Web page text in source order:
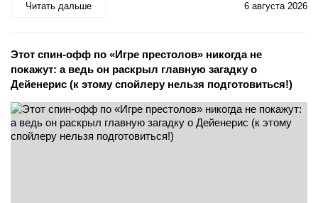
Читать дальше 6 августа 2026
Этот спин-офф по «Игре престолов» никогда не
покажут: а ведь он раскрыл главную загадку о
Дейенерис (к этому спойлеру нельзя подготовиться!)